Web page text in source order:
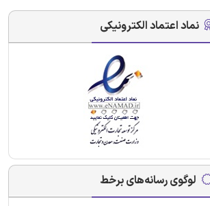
نماد اعتماد الکترونیکی
لوگوی رسانه‌های برخط